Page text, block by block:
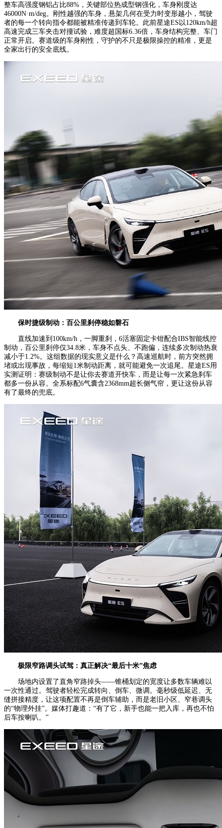
整车高强度钢铝占比88%，关键部位热成型钢强化，车身刚度达
46000N·m/deg。刚性越强的车身，悬架几何在受力时变形越小，驾驶
者的每一个转向指令都能被精准传递到车轮。此前星途ES以120km/h超
高速完成三车夹击对撞试验，难度超国标6.36倍，车身结构完整、车门
正常开启。赛道级的车身刚性，守护的不只是极限操控的精准，更是
全家出行的安全底线。
保时捷级制动： 百公里刹停稳如磐石
直线加速到100km/h，一脚重刹，6活塞固定卡钳配合IBS智能线控
制动，百公里刹停仅34.8米，车身不点头、不跑偏，连续多次制动热衰
减小于1.2%。这组数据的现实意义是什么？高速巡航时，前方突然拥
堵或出现事故，每缩短1米制动距离，就可能避免一次追尾。星途ES用
实测证明：赛级制动不是让你去赛道开快车，而是让每一次紧急刹车
都多一份从容。全系标配6气囊含2368mm超长侧气帘，更让这份从容
有了最终的兜底。
极限窄路调头试驾 ： 真正解决“最后十米”焦虑
场地内设置了直角窄路掉头——锥桶划定的宽度让多数车辆难以
一次性通过。驾驶者轻松完成转向、倒车、微调。毫秒级低延迟、无
缝拼接精度，让这项配置不再是倒车辅助，而是老旧小区、窄巷调头
的“物理外挂”。媒体打趣道：“有了它，新手也能一把入库，再也不怕
后车按喇叭。”